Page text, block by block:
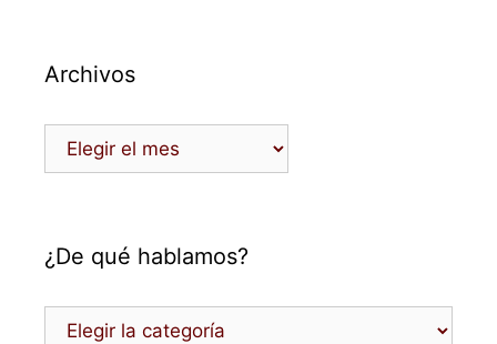
Archivos
Archivos
¿De qué hablamos?
¿De